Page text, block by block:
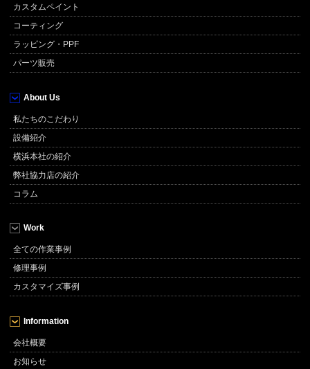
カスタムペイント
コーティング
ラッピング・PPF
パーツ販売
About Us
私たちのこだわり
設備紹介
横浜本社の紹介
弊社協力店の紹介
コラム
Work
全ての作業事例
修理事例
カスタマイズ事例
Information
会社概要
お知らせ